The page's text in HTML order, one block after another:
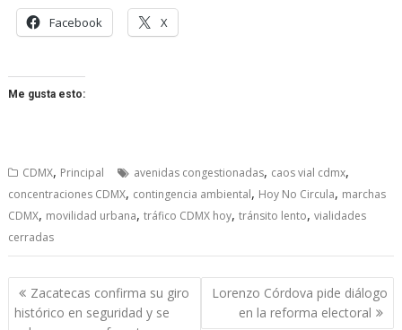
Facebook X
Me gusta esto:
CDMX, Principal avenidas congestionadas, caos vial cdmx,
concentraciones CDMX, contingencia ambiental, Hoy No Circula, marchas
CDMX, movilidad urbana,tráfico CDMX hoy,tránsito lento,vialidades
cerradas
Navegación
de
Zacatecas confirma su giro
histórico en seguridad y se
Lorenzo Córdova pide diálogo
en la reforma electoral